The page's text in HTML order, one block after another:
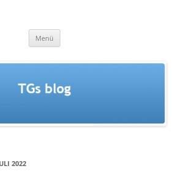
Menü
2022